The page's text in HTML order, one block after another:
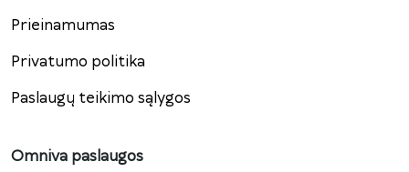
Prieinamumas
Privatumo politika
Paslaugų teikimo sąlygos
Omniva paslaugos